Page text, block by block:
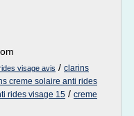
visage avis / clarins
creme solaire anti rides
rides visage 15 / creme